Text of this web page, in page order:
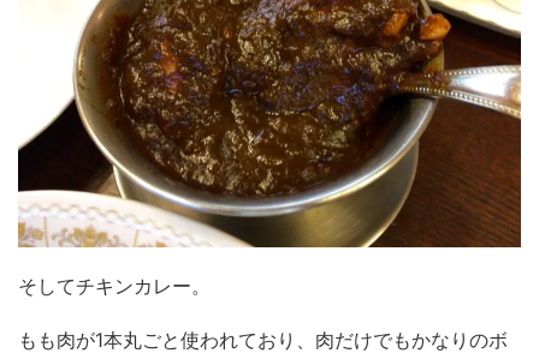
そしてチキンカレー。
もも肉が1本丸ごと使われており、肉だけでもかなりのボ